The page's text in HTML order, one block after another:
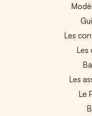
Les
Les
Les
Le